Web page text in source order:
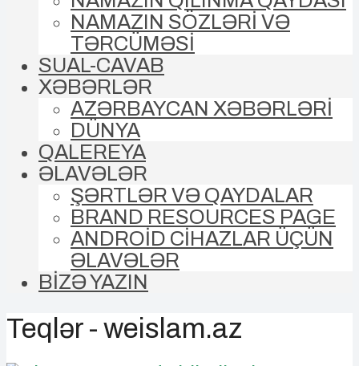
NAMAZIN SÖZLƏRİ VƏ
TƏRCÜMƏSİ
SUAL-CAVAB
XƏBƏRLƏR
AZƏRBAYCAN XƏBƏRLƏRİ
DÜNYA
QALEREYA
ƏLAVƏLƏR
ŞƏRTLƏR VƏ QAYDALAR
BRAND RESOURCES PAGE
ANDROİD CİHAZLAR ÜÇÜN
ƏLAVƏLƏR
BİZƏ YAZIN
Teqlər - weislam.az